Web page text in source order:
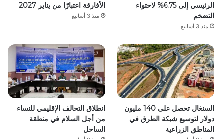
الرئيسي إلى 6.75% لاحتواء
التضخم
منذ 3 أسابيع
الأفارقة اعتبارًا من يناير 2027
منذ 3 أسابيع
السنغال تحصل على 140 مليون
دولار لتوسيع شبكة الطرق في
المناطق الزراعية
انطلاق التحالف الإقليمي للنساء
من أجل السلام في منطقة
الساحل